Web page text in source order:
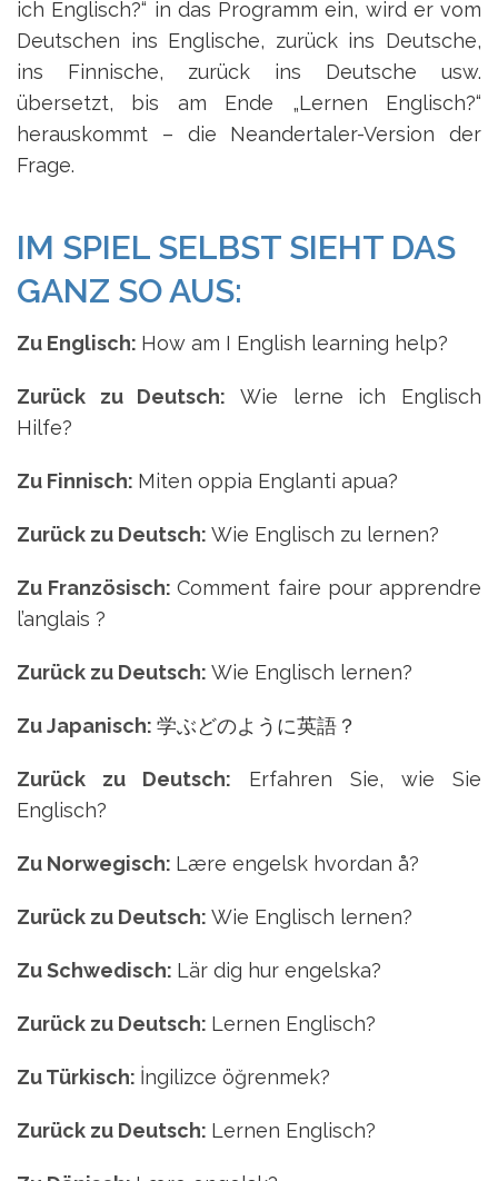
ich Englisch?“ in das Programm ein, wird er vom
Deutschen ins Englische, zurück ins Deutsche,
ins Finnische, zurück ins Deutsche usw.
übersetzt, bis am Ende „Lernen Englisch?“
herauskommt – die Neandertaler-Version der
Frage.
IM SPIEL SELBST SIEHT DAS
GANZ SO AUS:
Zu Englisch: How am I English learning help?
Zurück zu Deutsch: Wie lerne ich Englisch
Hilfe?
Zu Finnisch: Miten oppia Englanti apua?
Zurück zu Deutsch: Wie Englisch zu lernen?
Zu Französisch:Comment faire pour apprendre
l’anglais ?
Zurück zu Deutsch: Wie Englisch lernen?
Zu Japanisch: 学ぶどのように英語？
Zurück zu Deutsch: Erfahren Sie, wie Sie
Englisch?
Zu Norwegisch: Lære engelsk hvordan å?
Zurück zu Deutsch: Wie Englisch lernen?
Zu Schwedisch: Lär dig hur engelska?
Zurück zu Deutsch: Lernen Englisch?
Zu Türkisch: İngilizce öğrenmek?
Zurück zu Deutsch: Lernen Englisch?